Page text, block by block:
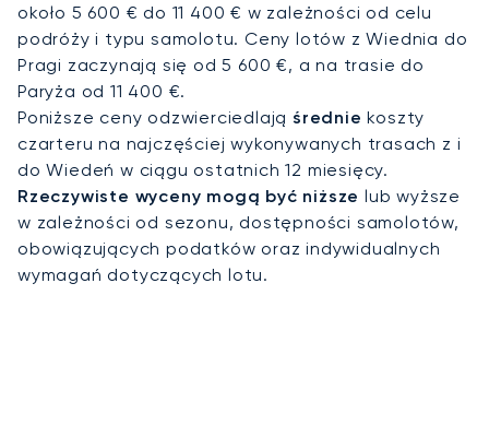
Dzięki dwudziestoletniemu doświadczeniu
LunaJets jest pierwszym europejskim brokerem
lotnictwa prywatnego, który otrzymał certyfikat
Argus®, co świadczy o rygorystycznych
standardach bezpieczeństwa i obsługi. W Wiedniu
nasza wiedza specjalistyczna gwarantuje
dyskretne przyloty podczas międzynarodowych
szczytów w Hofburgu lub UNO City, punktualny
transport na Bal w Operze Wiedeńskiej i inne
wydarzenia sezonu balowego, a także
spersonalizowane rozwiązania na czas targów
około 5 600 € do 11 400 € w zależności od celu
podróży i typu samolotu. Ceny lotów z Wiednia do
Pragi zaczynają się od 5 600 €, a na trasie do
Paryża od 11 400 €.
Poniższe ceny odzwierciedlają średnie koszty
czarteru na najczęściej wykonywanych trasach z i
do Wiedeń w ciągu ostatnich 12 miesięcy.
Rzeczywiste wyceny mogą być niższe lub wyższe
w zależności od sezonu, dostępności samolotów,
obowiązujących podatków oraz indywidualnych
wymagań dotyczących lotu.